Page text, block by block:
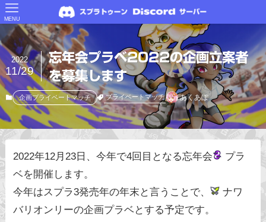
MENU
忘年会プラベ2022の企画立案者
を募集します
2022
11/29
企画プライベートマッチ プライベートマッチ あくあぽ
2022年12月23日、今年で4回目となる忘年会
プラ
ベを開催します。
今年はスプラ3発売年の年末と言うことで、
ナワ
バリオンリーの企画プラベとする予定です。